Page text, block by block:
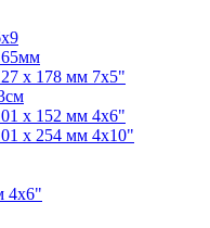
x 178 мм 7х5"
x 152 мм 4х6"
x 254 мм 4х10"
4x6"